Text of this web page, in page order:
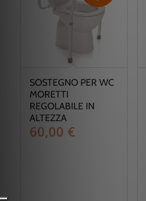
SOSTEGNO PER WC
MORETTI
REGOLABILE IN
ALTEZZA
60,00 €